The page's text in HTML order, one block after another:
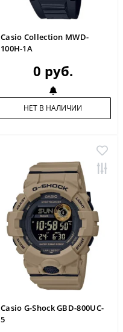
Casio Collection MWD-
100H-1A
0 руб.
НЕТ В НАЛИЧИИ
Casio G-Shock GBD-800UC-
5